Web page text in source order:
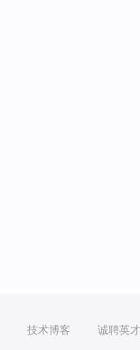
技术博客 诚聘英才